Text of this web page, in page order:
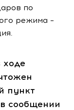
по
режима –
ходе
пункт
сообщении